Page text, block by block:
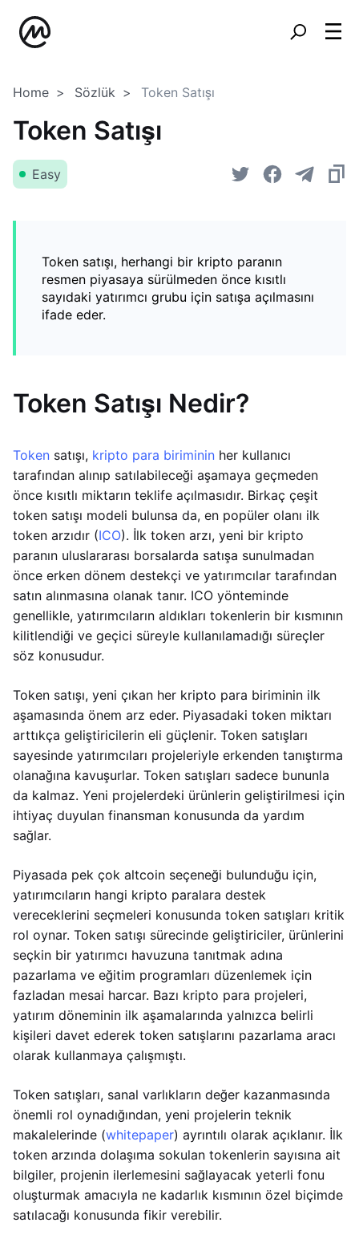
Home Sözlük Token Satışı
Token Satışı
Easy
Token satışı, herhangi bir kripto paranın
resmen piyasaya sürülmeden önce kısıtlı
sayıdaki yatırımcı grubu için satışa açılmasını
ifade eder.
Token Satışı Nedir?
Token satışı, kripto para biriminin her kullanıcı
tarafından alınıp satılabileceği aşamaya geçmeden
önce kısıtlı miktarın teklife açılmasıdır. Birkaç çeşit
token satışı modeli bulunsa da, en popüler olanı ilk
token arzıdır (ICO). İlk token arzı, yeni bir kripto
paranın uluslararası borsalarda satışa sunulmadan
önce erken dönem destekçi ve yatırımcılar tarafından
satın alınmasına olanak tanır. ICO yönteminde
genellikle, yatırımcıların aldıkları tokenlerin bir kısmının
kilitlendiği ve geçici süreyle kullanılamadığı süreçler
söz konusudur.
Token satışı, yeni çıkan her kripto para biriminin ilk
aşamasında önem arz eder. Piyasadaki token miktarı
arttıkça geliştiricilerin eli güçlenir. Token satışları
sayesinde yatırımcıları projeleriyle erkenden tanıştırma
olanağına kavuşurlar. Token satışları sadece bununla
da kalmaz. Yeni projelerdeki ürünlerin geliştirilmesi için
ihtiyaç duyulan finansman konusunda da yardım
sağlar.
Piyasada pek çok altcoin seçeneği bulunduğu için,
yatırımcıların hangi kripto paralara destek
vereceklerini seçmeleri konusunda token satışları kritik
rol oynar. Token satışı sürecinde geliştiriciler, ürünlerini
seçkin bir yatırımcı havuzuna tanıtmak adına
pazarlama ve eğitim programları düzenlemek için
fazladan mesai harcar. Bazı kripto para projeleri,
yatırım döneminin ilk aşamalarında yalnızca belirli
kişileri davet ederek token satışlarını pazarlama aracı
olarak kullanmaya çalışmıştı.
Token satışları, sanal varlıkların değer kazanmasında
önemli rol oynadığından, yeni projelerin teknik
makalelerinde (whitepaper) ayrıntılı olarak açıklanır. İlk
token arzında dolaşıma sokulan tokenlerin sayısına ait
bilgiler, projenin ilerlemesini sağlayacak yeterli fonu
oluşturmak amacıyla ne kadarlık kısmının özel biçimde
satılacağı konusunda fikir verebilir.